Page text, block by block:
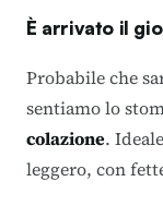
È arrivato il
Probabile che
sentiamo lo
colazione.
leggero, con